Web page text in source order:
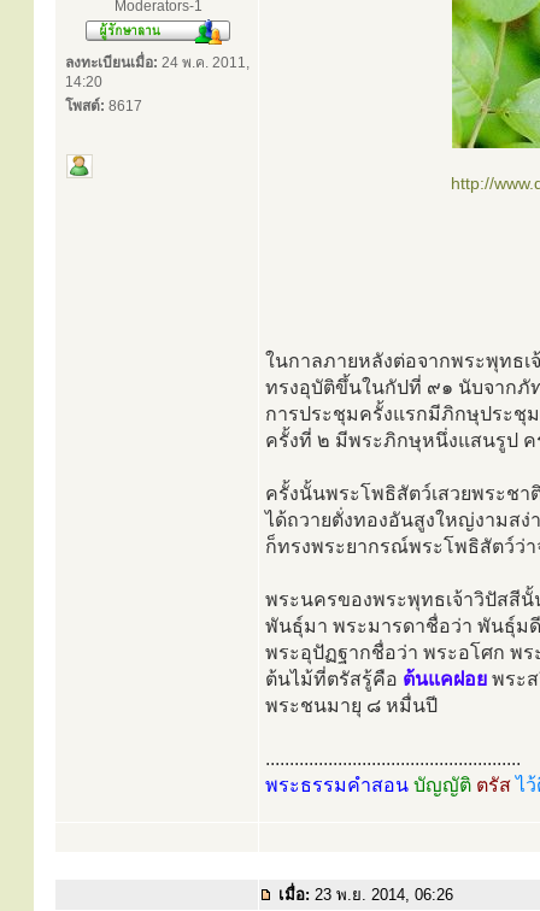
Moderators-1
ลงทะเบียนเมื่อ: 24 พ.ค. 2011,
14:20
โพสต์: 8617
http://
ในกาลภายหลังต่อจากพระพุทธ
ทรงอุบัติขึ้นในกัปที่ ๙๑ นับจากภั
การประชุมครั้งแรกมีภิกษุประชุ
ครั้งที่ ๒ มีพระภิกษุหนึ่งแสนรูป
ครั้งนั้นพระโพธิสัตว์เสวยพระช
ได้ถวายตั่งทองอันสูงใหญ่งามส
ก็ทรงพระยากรณ์พระโพธิสัตว์ว่
พระนครของพระพุทธเจ้าวิปัสสี
พันธุ์มา พระมารดาชื่อว่า พันธุ์ม
พระอุปัฏฐากชื่อว่า พระอโศก พร
ต้นไม้ที่ตรัสรู้คือ ต้นแคฝอย พระ
พระชนมายุ ๘ หมื่นปี
.....................................................
พระธรรมคำสอน บัญญัติ ตรัสไ
เมื่อ: 23 พ.ย. 2014, 06:26